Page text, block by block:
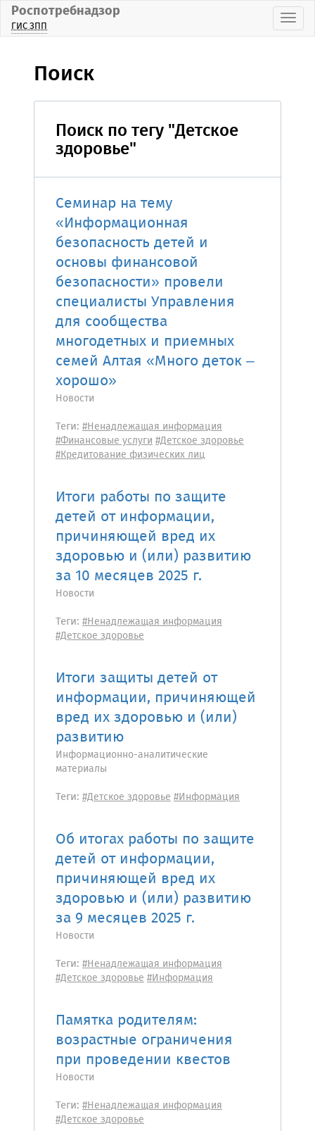
Роспотребнадзор
ГИС ЗПП
Поиск
Поиск по тегу "Детское
здоровье"
Семинар на тему
«Информационная
безопасность детей и
основы финансовой
безопасности» провели
специалисты Управления
для сообщества
многодетных и приемных
семей Алтая «Много деток –
хорошо»
Новости
Теги: #Ненадлежащая информация
#Финансовые услуги#Детское здоровье
#Кредитование физических лиц
Итоги работы по защите
детей от информации,
причиняющей вред их
здоровью и (или) развитию
за 10 месяцев 2025 г.
Новости
Теги: #Ненадлежащая информация
#Детское здоровье
Итоги защиты детей от
информации, причиняющей
вред их здоровью и (или)
развитию
Информационно-аналитические
материалы
Теги: #Детское здоровье#Информация
Об итогах работы по защите
детей от информации,
причиняющей вред их
здоровью и (или) развитию
за 9 месяцев 2025 г.
Новости
Теги: #Ненадлежащая информация
#Детское здоровье#Информация
Памятка родителям:
возрастные ограничения
при проведении квестов
Новости
Теги: #Ненадлежащая информация
#Детское здоровье